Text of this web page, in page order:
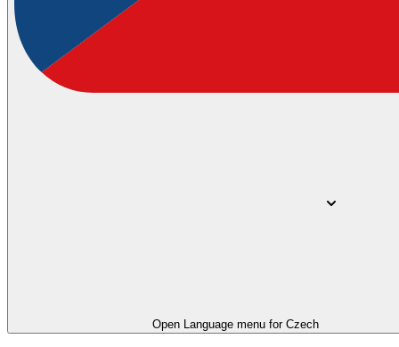
Open Language menu for Czech